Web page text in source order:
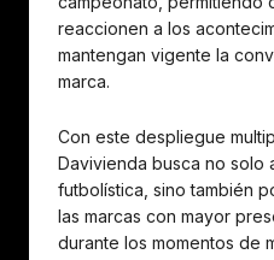
reaccionen a los
mantengan vigente la
marca.
Con este despliegue
Davivienda busca no solo
futbolística, sino también
las marcas con mayor
durante los momentos de